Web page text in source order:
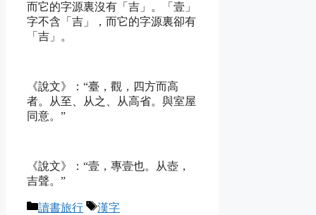
而它的字源裏沒有「吉」。「壹」
字不含「吉」，而它的字源裏卻有
「吉」。
《說文》：“臺，觀，四方而高
者。从至、从之、从高省。與室屋
同意。”
《說文》：“壹，專壹也。从壺，
吉聲。”
Categories
讀書旅行 Tags
漢字